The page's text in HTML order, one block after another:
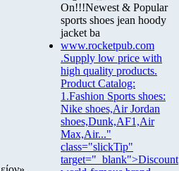
On!!!Newest & Popular
sports shoes jean hoody
jacket ba
www.rocketpub.com
.Supply low price with
high quality products.
Product Catalog:
1.Fashion Sports shoes:
Nike shoes,Air Jordan
shoes,Dunk,AF1,Air
Max,Air..."
class="slickTip"
target="_blank">Discount